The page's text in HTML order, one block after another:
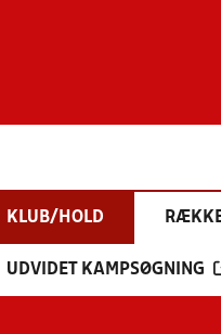
KLUB/HOLD
UDVIDET KAMPSØGNING